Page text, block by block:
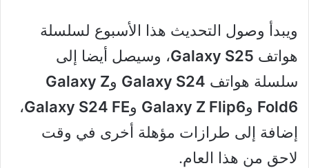
ويبدأ وصول التحديث هذا الأسبوع لسلسلة
هواتف Galaxy S25، وسيصل أيضا إلى
سلسلة هواتف Galaxy S24 وGalaxy Z
Fold6 وGalaxy Z Flip6 وGalaxy S24 FE،
إضافة إلى طرازات مؤهلة أخرى في وقت
لاحق من هذا العام.